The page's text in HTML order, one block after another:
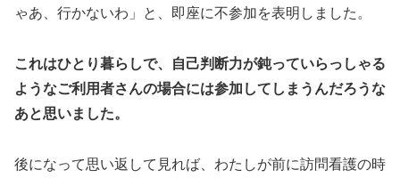
ゃあ、行かないわ」と、即座に不参加を表明しました。
これはひとり暮らしで、自己判断力が鈍っていらっしゃる
ようなご利用者さんの場合には参加してしまうんだろうな
あと思いました。
後になって思い返して見れば、わたしが前に訪問看護の時